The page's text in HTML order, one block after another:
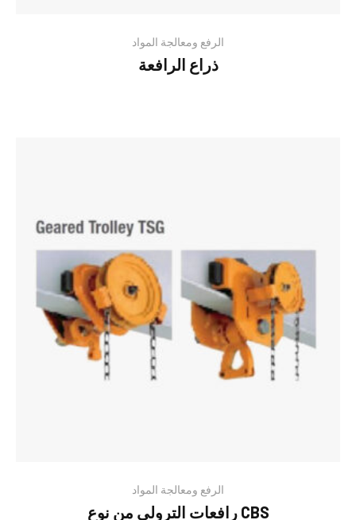
الرفع ومعالجة المواد
ذراع الرافعة
الرفع ومعالجة المواد
رافعات الترولي من نوع CBS